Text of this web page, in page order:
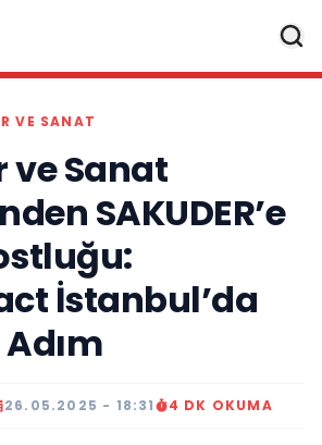
VE SANAT
ve Sanat
SAKUDER’e
İstanbul’da
26.05.2025 - 18:31 4 DK OKUMA